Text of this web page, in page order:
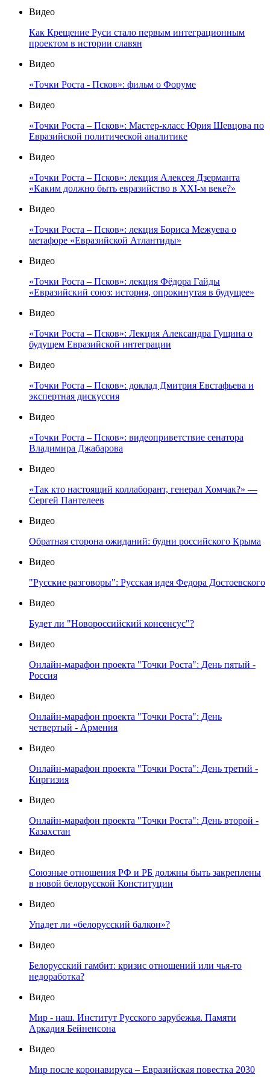
Видео
Как Крещение Руси стало первым интеграционным
проектом в истории славян
Видео
«Точки Роста - Псков»: фильм о Форуме
Видео
«Точки Роста – Псков»: Мастер-класс Юрия Шевцова по
Евразийской политической аналитике
Видео
«Точки Роста – Псков»: лекция Алексея Дзерманта
«Каким должно быть евразийство в XXI-м веке?»
Видео
«Точки Роста – Псков»: лекция Бориса Межуева о
метафоре «Евразийской Атлантиды»
Видео
«Точки Роста – Псков»: лекция Фёдора Гайды
«Евразийский союз: история, опрокинутая в будущее»
Видео
«Точки Роста – Псков»: Лекция Александра Гущина о
будущем Евразийской интеграции
Видео
«Точки Роста – Псков»: доклад Дмитрия Евстафьева и
экспертная дискуссия
Видео
«Точки Роста – Псков»: видеоприветствие сенатора
Владимира Джабарова
Видео
«Так кто настоящий коллаборант, генерал Хомчак?» —
Сергей Пантелеев
Видео
Обратная сторона ожиданий: будни российского Крыма
Видео
"Русские разговоры": Русская идея Федора Достоевского
Видео
Будет ли "Новороссийский консенсус"?
Видео
Онлайн-марафон проекта "Точки Роста": День пятый -
Россия
Видео
Онлайн-марафон проекта "Точки Роста": День
четвертый - Армения
Видео
Онлайн-марафон проекта "Точки Роста": День третий -
Киргизия
Видео
Онлайн-марафон проекта "Точки Роста": День второй -
Казахстан
Видео
Союзные отношения РФ и РБ должны быть закреплены
в новой белорусской Конституции
Видео
Упадет ли «белорусский балкон»?
Видео
Белорусский гамбит: кризис отношений или чья-то
недоработка?
Видео
Мир - наш. Институт Русского зарубежья. Памяти
Аркадия Бейненсона
Видео
Мир после коронавируса – Евразийская повестка 2030